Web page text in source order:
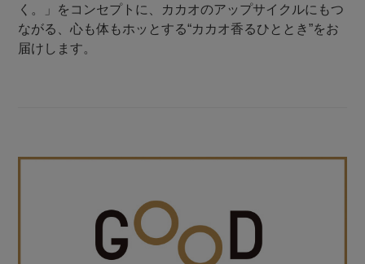
く。」をコンセプトに、カカオのアップサイクルにもつ
ながる、心も体もホッとする“カカオ香るひととき”をお
届けします。